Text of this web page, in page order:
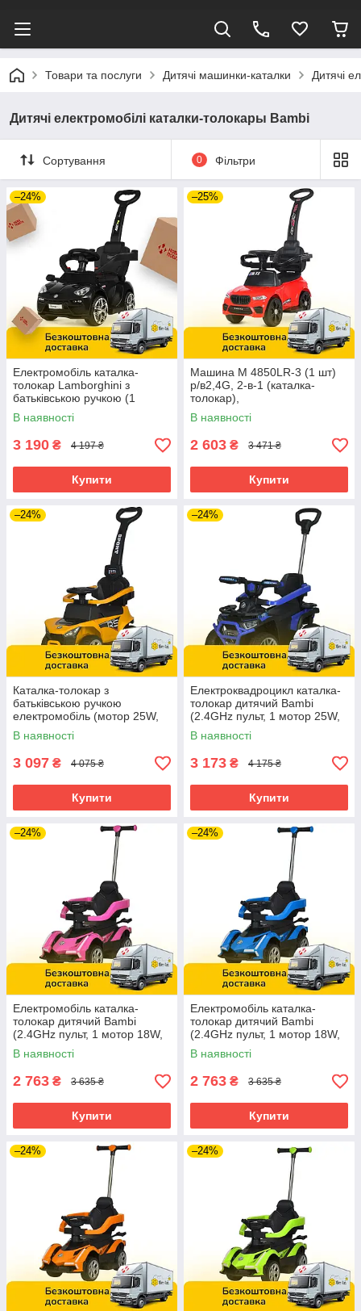
Товари та послуги Дитячі машинки-каталки Дитячі
Дитячі електромобілі каталки-толокары Bambi
Сортування 0 Фільтри
–24%
Електромобіль каталка-
толокар Lamborghini з
батьківською ручкою (1
мотор, акум 6V5AH) Bambi M
3591L-2 Чорний
В наявності
3 190 ₴ 4 197 ₴
Купити
–25%
Машина M 4850LR-3 (1 шт)
р/в2,4G, 2-в-1 (каталка-
толокар),
1мот25W,1акк6V4,5AH,
муз,св, MP3, USB,красн
В наявності
2 603 ₴ 3 471 ₴
Купити
–24%
Каталка-толокар з
батьківською ручкою
електромобіль (мотор 25W,
6V4AH) Джип Bambi M
5764EBLR-6 Жовтий
В наявності
3 097 ₴ 4 075 ₴
Купити
–24%
Електроквадроцикл каталка-
толокар дитячий Bambi
(2.4GHz пульт, 1 мотор 25W,
акум. 6V4AH) M 5944EBLR-4
Синій
В наявності
3 173 ₴ 4 175 ₴
Купити
–24%
Електромобіль каталка-
толокар дитячий Bambi
(2.4GHz пульт, 1 мотор 18W,
акум. 6V4AH) M 5781EBLR-8
Рожевий
В наявності
2 763 ₴ 3 635 ₴
Купити
–24%
Електромобіль каталка-
толокар дитячий Bambi
(2.4GHz пульт, 1 мотор 18W,
акум. 6V4AH) M 5781EBLR-4
Синій
В наявності
2 763 ₴ 3 635 ₴
Купити
–24% –24%